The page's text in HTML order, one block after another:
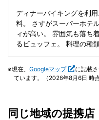
心な食事内容は5の内３か
いつもより安い分、お刺
ました。 あと、スープの
残念。 食事の味付けも普
来ただけにうーんと感じ
したら2回目行く気にはな
も不満あり。 ミニトマトすら無か
ディナーバイキングを利用。 駐車場はバイキング利用
料。 さすがスーパーホテルの接客と思わわせるほどクオリテ
ィが高い。 雰囲気も落ち着いた雰囲気でデートでも利用でき
るビュッフェ。 料理の種類も豊富で肉から寿司まで食べるも
また必ず行きたい特別な
現在、 Googleマップ
に記載
ています。（2026年8月6日 時点
同じ地域の提携店